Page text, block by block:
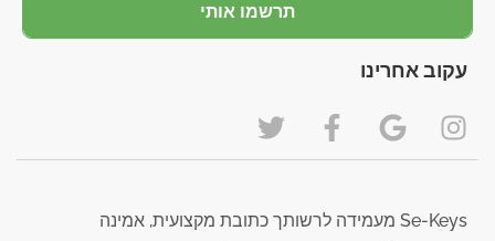
תרשמו אותי
עקוב אחרינו
Se-Keys מעמידה לרשותך כתובת מקצועית, אמינה